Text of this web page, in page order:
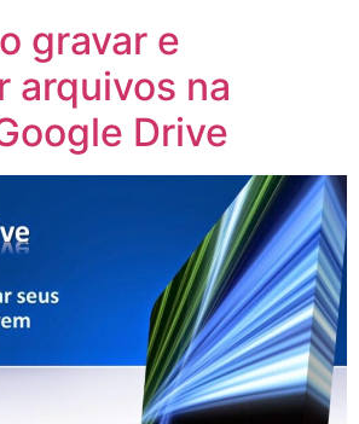
gravar e
arquivos na
Drive